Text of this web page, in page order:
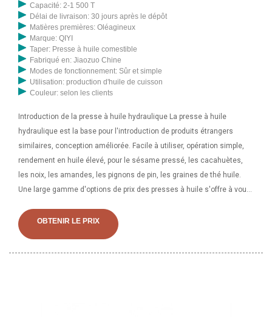
Capacité: 2-1 500 T
Délai de livraison: 30 jours après le dépôt
Matières premières: Oléagineux
Marque: QIYI
Taper: Presse à huile comestible
Fabriqué en: Jiaozuo Chine
Modes de fonctionnement: Sûr et simple
Utilisation: production d'huile de cuisson
Couleur: selon les clients
Introduction de la presse à huile hydraulique La presse à huile
hydraulique est la base pour l'introduction de produits étrangers
similaires, conception améliorée. Facile à utiliser, opération simple,
rendement en huile élevé, pour le sésame pressé, les cacahuètes,
les noix, les amandes, les pignons de pin, les graines de thé huile.
Une large gamme d'options de prix des presses à huile s'offre à vous.
sur Alibaba principalement situés en Asie. Les principaux fournisseurs
sont le Inde, Chine et India qui proviennent de
OBTENIR LE PRIX